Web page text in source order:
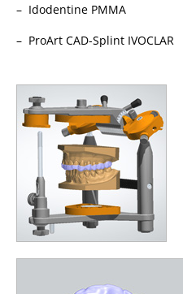
Idodentine PMMA
ProArt CAD-Splint IVOCLAR